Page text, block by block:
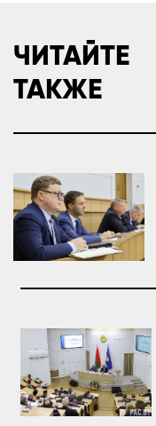
ЧИТАЙТЕ
ТАКЖЕ